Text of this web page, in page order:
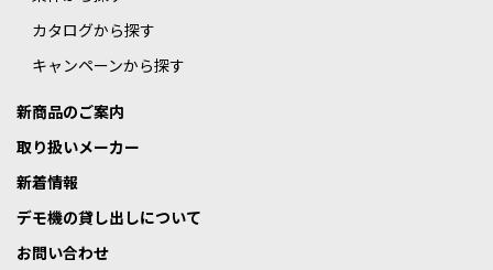
カタログから探す
キャンペーンから探す
新商品のご案内
取り扱いメーカー
新着情報
デモ機の貸し出しについて
お問い合わせ